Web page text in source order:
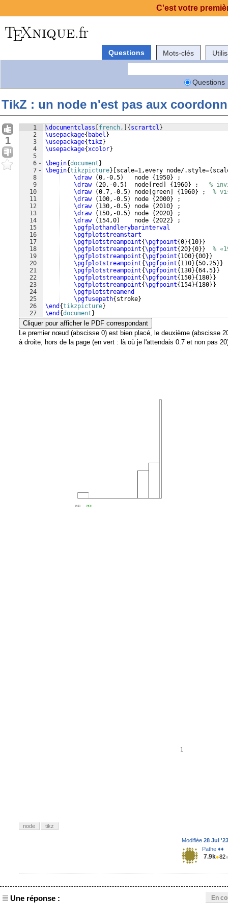
Questions Mots-clés
Questions
TikZ : un node n'est pas aux
1
1
2
3
4
5
6
7
8
9
10
11
12
13
14
15
16
17
18
19
20
21
22
23
24
25
26
27
\documentclass french, { scrartcl }
\usepackage{ babel }
\usepackage{tikz}
\usepackage{xcolor}
\begin{document }
\begin{tikzpicture} scale=1,every node/.style={
\draw
(0,-0.5)
   node
{ 1950} ;
\draw
(20,-0.5)
  node
red { 1960} ; %
\draw
(0.7,-0.5) node green { 1960} ; %
\draw
( 100,-0.5) node {2000} ;
\draw
( 130,-0.5) node {2010} ;
\draw
( 150,-0.5) node {2020} ;
\draw
( 154,0)
    node
{2022} ;
\pgfplothandlerybarinterval
\pgfplotstreamstart
\pgfplotstreampoint{\pgfpoint{0}{ 10}}
\pgfplotstreampoint{\pgfpoint{20}{0}}
%
\pgfplotstreampoint{\pgfpoint{ 100}{00}}
\pgfplotstreampoint{\pgfpoint{ 110}{50.25}}
\pgfplotstreampoint{\pgfpoint{ 130}{64.5}}
\pgfplotstreampoint{\pgfpoint{ 150}{ 180}}
\pgfplotstreampoint{\pgfpoint{ 154}{ 180}}
\pgfplotstreamend
\pgfusepath{ stroke}
\end {tikzpicture}
\end {document }
Cliquer pour afficher le PDF correspondant
Le premier nœud (abscisse 0) est bien placé, le deuxième (abscisse
à droite, hors de la page (en vert : là où je l'attendais 0.7 et non pas
node tikz
Modifiée 28 Jul
Pathe ♦♦
7.9k●82
Une réponse : En
C'est votre